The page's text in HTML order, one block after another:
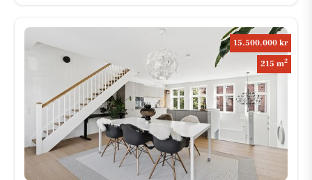
15.500.000 kr
215 m2